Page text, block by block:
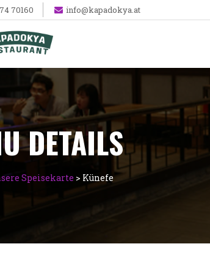
70160 info@kapadokya.at
DETAILS
Speisekarte > Künefe